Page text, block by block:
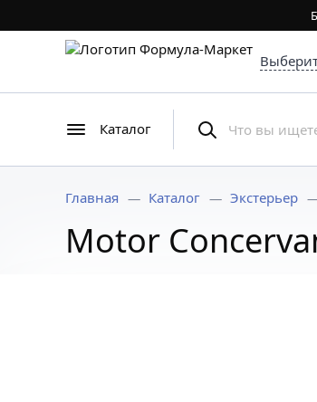
Каталог
Главная Каталог Экстерьер
Motor